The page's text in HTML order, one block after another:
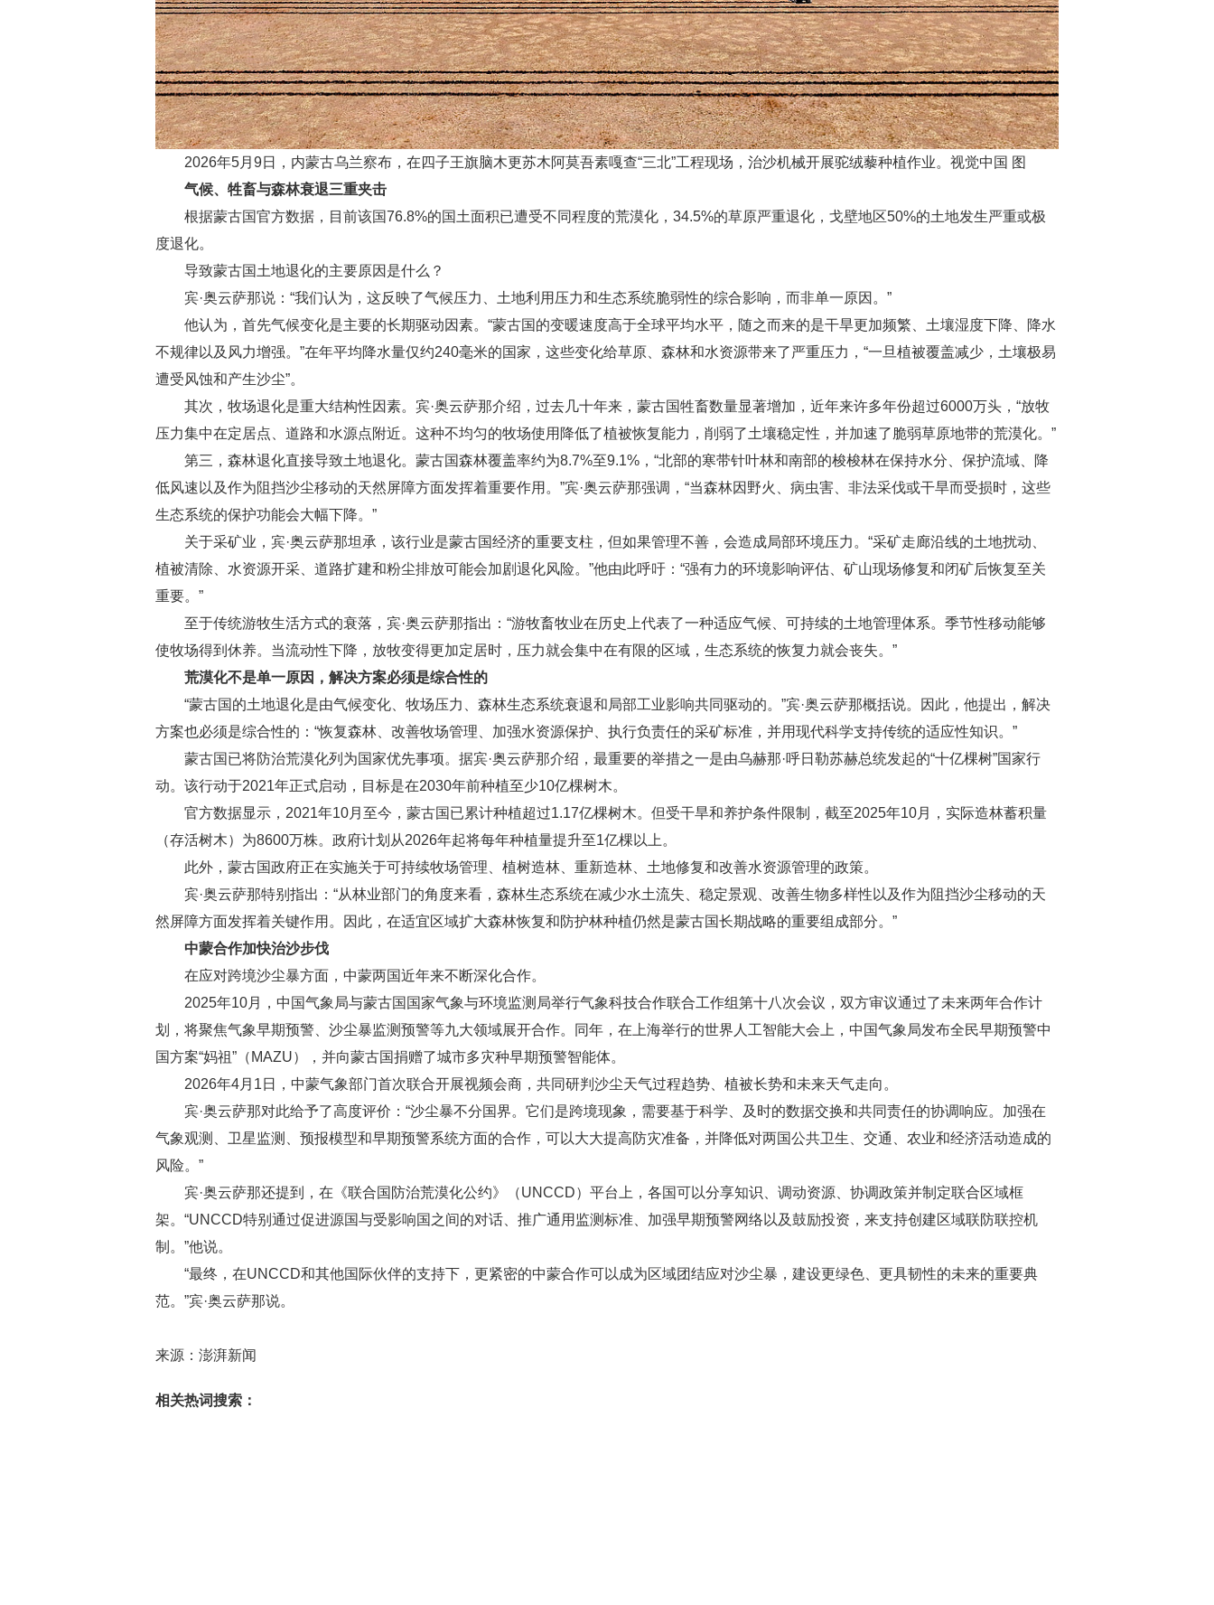
2026年5月9日，内蒙古乌兰察布，在四子王旗脑木更苏木阿莫吾素嘎查“三北”工程现场，治沙机械开展驼绒藜种植作业。视觉中国 图
气候、牲畜与森林衰退三重夹击
根据蒙古国官方数据，目前该国76.8%的国土面积已遭受不同程度的荒漠化，34.5%的草原严重退化，戈壁地区50%的土地发生严重或极
度退化。
导致蒙古国土地退化的主要原因是什么？
宾·奥云萨那说：“我们认为，这反映了气候压力、土地利用压力和生态系统脆弱性的综合影响，而非单一原因。”
他认为，首先气候变化是主要的长期驱动因素。“蒙古国的变暖速度高于全球平均水平，随之而来的是干旱更加频繁、土壤湿度下降、降水
不规律以及风力增强。”在年平均降水量仅约240毫米的国家，这些变化给草原、森林和水资源带来了严重压力，“一旦植被覆盖减少，土壤极易
遭受风蚀和产生沙尘”。
其次，牧场退化是重大结构性因素。宾·奥云萨那介绍，过去几十年来，蒙古国牲畜数量显著增加，近年来许多年份超过6000万头，“放牧
压力集中在定居点、道路和水源点附近。这种不均匀的牧场使用降低了植被恢复能力，削弱了土壤稳定性，并加速了脆弱草原地带的荒漠化。”
第三，森林退化直接导致土地退化。蒙古国森林覆盖率约为8.7%至9.1%，“北部的寒带针叶林和南部的梭梭林在保持水分、保护流域、降
低风速以及作为阻挡沙尘移动的天然屏障方面发挥着重要作用。”宾·奥云萨那强调，“当森林因野火、病虫害、非法采伐或干旱而受损时，这些
生态系统的保护功能会大幅下降。”
关于采矿业，宾·奥云萨那坦承，该行业是蒙古国经济的重要支柱，但如果管理不善，会造成局部环境压力。“采矿走廊沿线的土地扰动、
植被清除、水资源开采、道路扩建和粉尘排放可能会加剧退化风险。”他由此呼吁：“强有力的环境影响评估、矿山现场修复和闭矿后恢复至关
重要。”
至于传统游牧生活方式的衰落，宾·奥云萨那指出：“游牧畜牧业在历史上代表了一种适应气候、可持续的土地管理体系。季节性移动能够
使牧场得到休养。当流动性下降，放牧变得更加定居时，压力就会集中在有限的区域，生态系统的恢复力就会丧失。”
荒漠化不是单一原因，解决方案必须是综合性的
“蒙古国的土地退化是由气候变化、牧场压力、森林生态系统衰退和局部工业影响共同驱动的。”宾·奥云萨那概括说。因此，他提出，解决
方案也必须是综合性的：“恢复森林、改善牧场管理、加强水资源保护、执行负责任的采矿标准，并用现代科学支持传统的适应性知识。”
蒙古国已将防治荒漠化列为国家优先事项。据宾·奥云萨那介绍，最重要的举措之一是由乌赫那·呼日勒苏赫总统发起的“十亿棵树”国家行
动。该行动于2021年正式启动，目标是在2030年前种植至少10亿棵树木。
官方数据显示，2021年10月至今，蒙古国已累计种植超过1.17亿棵树木。但受干旱和养护条件限制，截至2025年10月，实际造林蓄积量
（存活树木）为8600万株。政府计划从2026年起将每年种植量提升至1亿棵以上。
此外，蒙古国政府正在实施关于可持续牧场管理、植树造林、重新造林、土地修复和改善水资源管理的政策。
宾·奥云萨那特别指出：“从林业部门的角度来看，森林生态系统在减少水土流失、稳定景观、改善生物多样性以及作为阻挡沙尘移动的天
然屏障方面发挥着关键作用。因此，在适宜区域扩大森林恢复和防护林种植仍然是蒙古国长期战略的重要组成部分。”
中蒙合作加快治沙步伐
在应对跨境沙尘暴方面，中蒙两国近年来不断深化合作。
2025年10月，中国气象局与蒙古国国家气象与环境监测局举行气象科技合作联合工作组第十八次会议，双方审议通过了未来两年合作计
划，将聚焦气象早期预警、沙尘暴监测预警等九大领域展开合作。同年，在上海举行的世界人工智能大会上，中国气象局发布全民早期预警中
国方案“妈祖”（MAZU），并向蒙古国捐赠了城市多灾种早期预警智能体。
2026年4月1日，中蒙气象部门首次联合开展视频会商，共同研判沙尘天气过程趋势、植被长势和未来天气走向。
宾·奥云萨那对此给予了高度评价：“沙尘暴不分国界。它们是跨境现象，需要基于科学、及时的数据交换和共同责任的协调响应。加强在
气象观测、卫星监测、预报模型和早期预警系统方面的合作，可以大大提高防灾准备，并降低对两国公共卫生、交通、农业和经济活动造成的
风险。”
宾·奥云萨那还提到，在《联合国防治荒漠化公约》（UNCCD）平台上，各国可以分享知识、调动资源、协调政策并制定联合区域框
架。“UNCCD特别通过促进源国与受影响国之间的对话、推广通用监测标准、加强早期预警网络以及鼓励投资，来支持创建区域联防联控机
制。”他说。
“最终，在UNCCD和其他国际伙伴的支持下，更紧密的中蒙合作可以成为区域团结应对沙尘暴，建设更绿色、更具韧性的未来的重要典
范。”宾·奥云萨那说。
来源：澎湃新闻
相关热词搜索：